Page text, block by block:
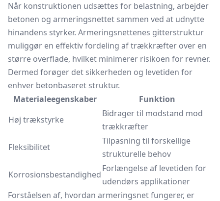
Når konstruktionen udsættes for belastning, arbejder
betonen og armeringsnettet sammen ved at udnytte
hinandens styrker. Armeringsnettenes gitterstruktur
muliggør en effektiv fordeling af trækkræfter over en
større overflade, hvilket minimerer risikoen for revner.
Dermed forøger det sikkerheden og levetiden for
enhver betonbaseret struktur.
Materialeegenskaber
Funktion
Høj trækstyrke
Bidrager til modstand mod
trækkræfter
Fleksibilitet
Tilpasning til forskellige
strukturelle behov
Korrosionsbestandighed
Forlængelse af levetiden for
udendørs applikationer
Forståelsen af, hvordan armeringsnet fungerer, er